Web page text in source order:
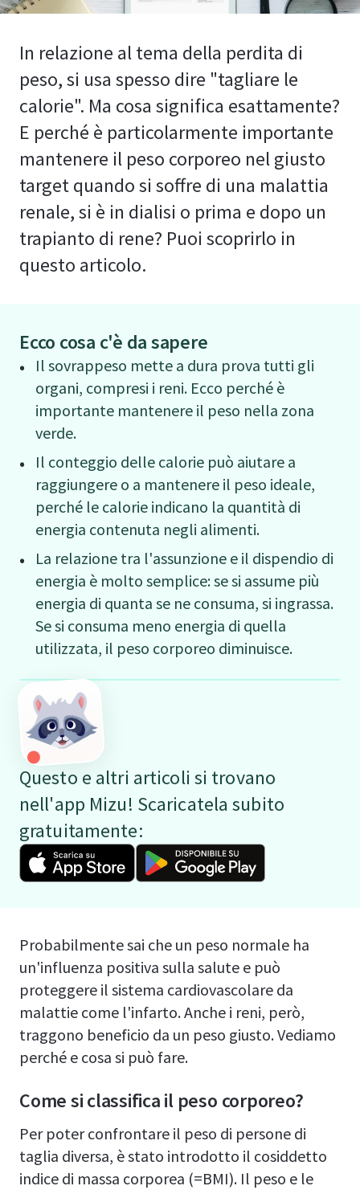
In relazione al tema della perdita di
peso, si usa spesso dire "tagliare le
calorie". Ma cosa significa esattamente?
E perché è particolarmente importante
mantenere il peso corporeo nel giusto
target quando si soffre di una malattia
renale, si è in dialisi o prima e dopo un
trapianto di rene? Puoi scoprirlo in
questo articolo.
Ecco cosa c'è da sapere
Il sovrappeso mette a dura prova tutti gli
organi, compresi i reni. Ecco perché è
importante mantenere il peso nella zona
verde.
Il conteggio delle calorie può aiutare a
raggiungere o a mantenere il peso ideale,
perché le calorie indicano la quantità di
energia contenuta negli alimenti.
La relazione tra l'assunzione e il dispendio di
energia è molto semplice: se si assume più
energia di quanta se ne consuma, si ingrassa.
Se si consuma meno energia di quella
utilizzata, il peso corporeo diminuisce.
Questo e altri articoli si trovano
nell'app Mizu! Scaricatela subito
gratuitamente:
Probabilmente sai che un peso normale ha
un'influenza positiva sulla salute e può
proteggere il sistema cardiovascolare da
malattie come l'infarto. Anche i reni, però,
traggono beneficio da un peso giusto. Vediamo
perché e cosa si può fare.
Come si classifica il peso corporeo?
Per poter confrontare il peso di persone di
taglia diversa, è stato introdotto il cosiddetto
indice di massa corporea (=BMI). Il peso e le